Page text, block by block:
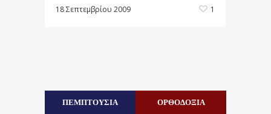
18 Σεπτεμβρίου 2009 1
ΠΕΜΠΤΟΥΣΙΑ ΟΡΘΟΔΟΞΙΑ